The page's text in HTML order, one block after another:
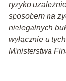
ryzyko
sposobem na
nielegalnych
wyłącznie u
Ministerstwa